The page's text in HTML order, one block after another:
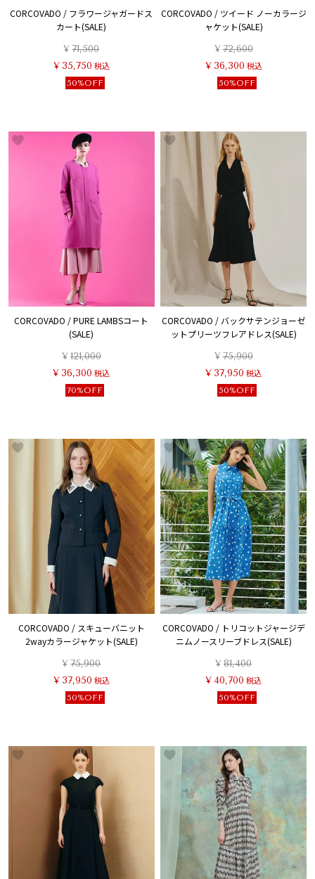
CORCOVADO / フラワージャガードス
カート(SALE)
¥ 71,500
¥ 35,750 税込
50%OFF
CORCOVADO / ツイード ノーカラージ
ャケット(SALE)
¥72,600
¥ 36,300 税込
50%OFF
CORCOVADO / PURE LAMBSコート
(SALE)
¥121,000
¥ 36,300 税込
70%OFF
CORCOVADO / バックサテンジョーゼ
ットプリーツフレアドレス(SALE)
¥75,900
¥ 37,950 税込
50%OFF
CORCOVADO / スキューバニット
2wayカラージャケット(SALE)
¥ 75,900
¥ 37,950 税込
50%OFF
CORCOVADO / トリコットジャージデ
ニムノースリーブドレス(SALE)
¥81,400
¥40,700 税込
50%OFF